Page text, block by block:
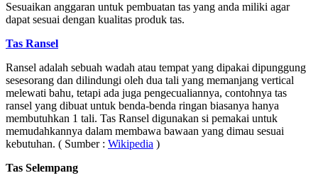
Sesuaikan anggaran untuk pembuatan tas yang anda miliki agar
dapat sesuai dengan kualitas produk tas.
Tas Ransel
Ransel adalah sebuah wadah atau tempat yang dipakai dipunggung
sesesorang dan dilindungi oleh dua tali yang memanjang vertical
melewati bahu, tetapi ada juga pengecualiannya, contohnya tas
ransel yang dibuat untuk benda-benda ringan biasanya hanya
membutuhkan 1 tali. Tas Ransel digunakan si pemakai untuk
memudahkannya dalam membawa bawaan yang dimau sesuai
kebutuhan. ( Sumber : Wikipedia )
Tas Selempang